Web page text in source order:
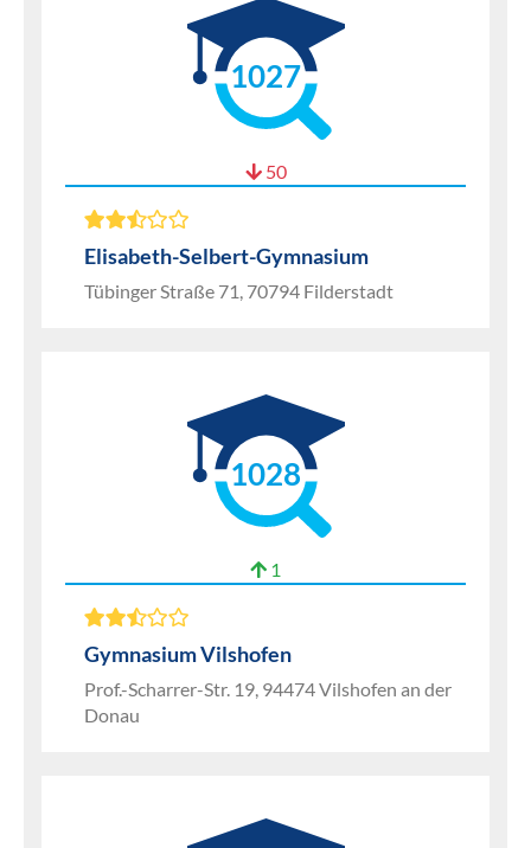
1027
50
Elisabeth-Selbert-Gymnasium
Tübinger Straße 71, 70794 Filderstadt
1028
1
Gymnasium Vilshofen
Prof.-Scharrer-Str. 19, 94474 Vilshofen an der
Donau